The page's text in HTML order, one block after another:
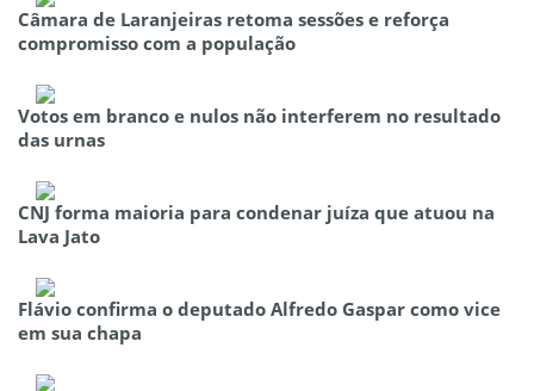
Câmara de Laranjeiras retoma sessões e reforça
compromisso com a população
Votos em branco e nulos não interferem no resultado
das urnas
CNJ forma maioria para condenar juíza que atuou na
Lava Jato
Flávio confirma o deputado Alfredo Gaspar como vice
em sua chapa